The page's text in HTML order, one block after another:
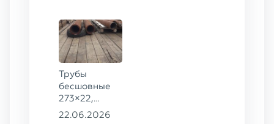
Трубы
бесшовные
273×22,
245×26,
22.06.2026